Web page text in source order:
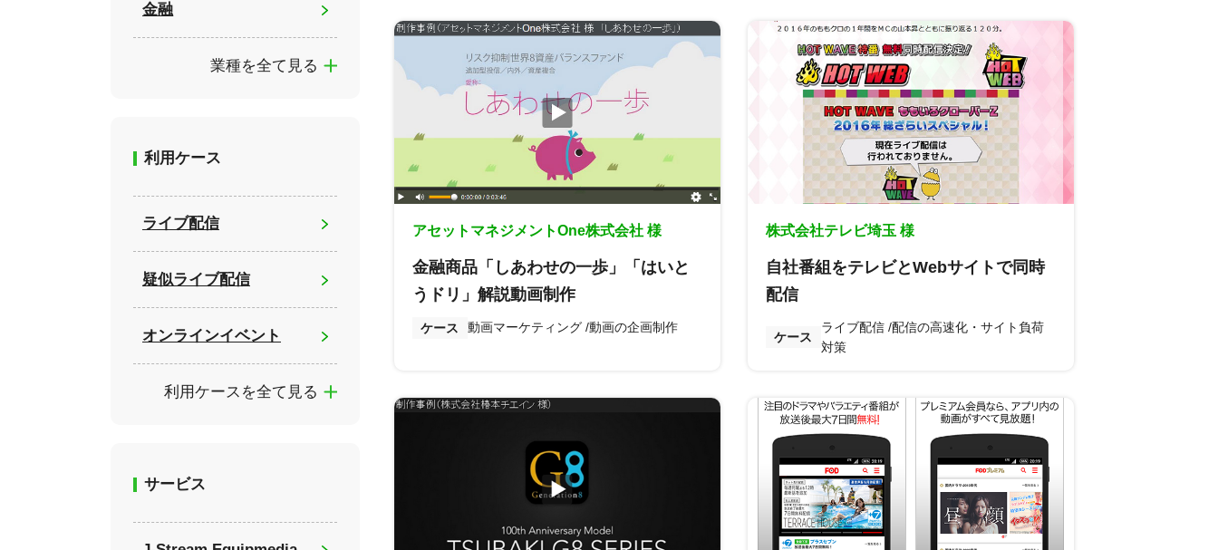
金融
業種を全て見る
利用ケース
ライブ配信
疑似ライブ配信
オンラインイベント
利用ケースを全て見る
サービス
アセットマネジメントOne株式会社 様
金融商品「しあわせの一歩」「はいと
うドリ」解説動画制作
ケース 動画マーケティング 動画の企画制作
株式会社テレビ埼玉 様
自社番組をテレビとWebサイトで同時
配信
ケース
ライブ配信 配信の高速化・サイト負荷
対策